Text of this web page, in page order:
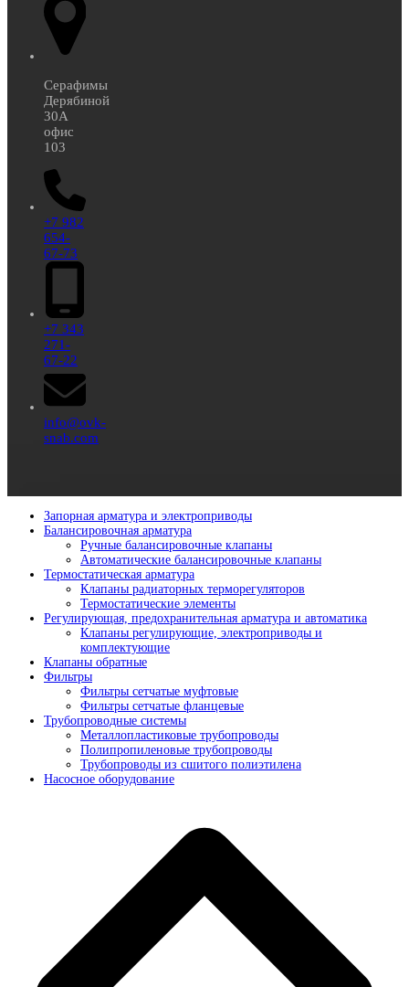
Серафимы
Дерябиной
30А
офис
103
+7 982
654-
67-73
+7 343
271-
67-22
info@ovk-
snab.com
Запорная арматура и электроприводы
Балансировочная арматура
Ручные балансировочные клапаны
Автоматические балансировочные клапаны
Термостатическая арматура
Клапаны радиаторных терморегуляторов
Термостатические элементы
Регулирующая, предохранительная арматура и автоматика
Клапаны регулирующие, электроприводы и
комплектующие
Клапаны обратные
Фильтры
Фильтры сетчатые муфтовые
Фильтры сетчатые фланцевые
Трубопроводные системы
Металлопластиковые трубопроводы
Полипропиленовые трубопроводы
Трубопроводы из сшитого полиэтилена
Насосное оборудование